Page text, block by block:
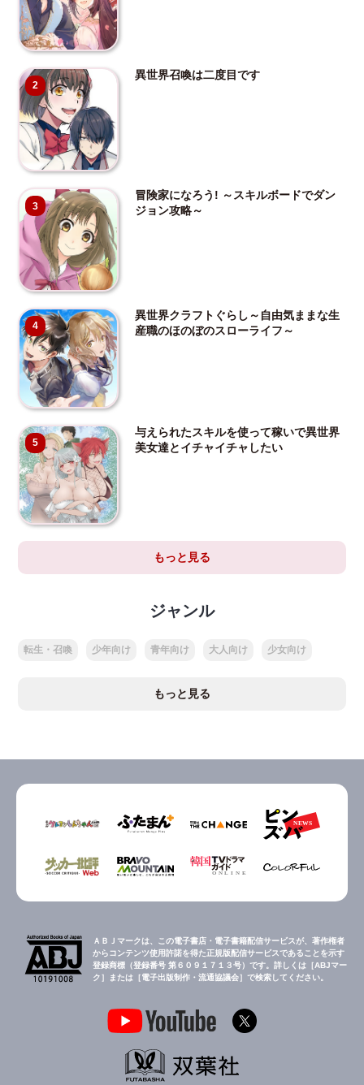
2
異世界召喚は二度目です
3
冒険家になろう! ～スキルボードでダン
ジョン攻略～
4
異世界クラフトぐらし～自由気ままな生
産職のほのぼのスローライフ～
5
与えられたスキルを使って稼いで異世界
美女達とイチャイチャしたい
もっと見る
ジャンル
転生・召喚 少年向け 青年向け 大人向け 少女向け
もっと見る
ＡＢＪマークは、この電子書店・電子書籍配信サービスが、著作権者
からコンテンツ使用許諾を得た正規版配信サービスであることを示す
登録商標（登録番号 第６０９１７１３号）です。詳しくは［ABJマー
ク］または［電子出版制作・流通協議会］で検索してください。